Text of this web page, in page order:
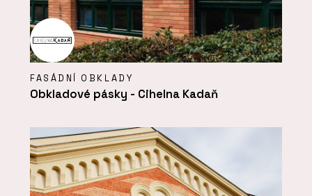
FASÁDNÍ OBKLADY
Obkladové pásky - Cihelna Kadaň